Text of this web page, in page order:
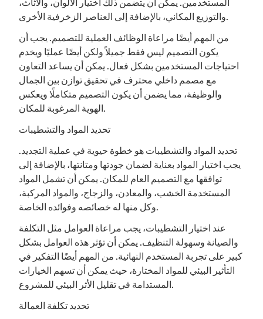
المستخدمين. يمكن أن يتضمن ذلك اختيار الألوان، والأثاث،
والتوزيع المكاني، بالإضافة إلى العناصر الزخرفية الأخرى.
من المهم أيضًا مراعاة الوظائف العملية للتصميم. يجب أن
يكون التصميم ليس فقط جميلاً ولكن أيضًا عمليًا ويخدم
احتياجات المستخدمين بشكل فعال. يمكن أن يساعد التعاون
مع مصمم داخلي محترف في تحقيق توازن بين الجمال
والوظيفة، مما يضمن أن يكون التصميم متكاملًا ويعكس
الهوية المرغوبة للمكان.
تحديد المواد والتشطيبات
تحديد المواد والتشطيبات هو خطوة حيوية في عملية التجديد.
يجب اختيار المواد بعناية لضمان جودتها ومتانتها، بالإضافة إلى
توافقها مع التصميم العام للمكان. يمكن أن تشمل المواد
المستخدمة الخشب، والمعادن، والزجاج، والمواد المركبة،
وكل منها له خصائصه وفوائده الخاصة.
عند اختيار التشطيبات، يجب مراعاة العوامل مثل التكلفة
والصيانة وسهولة التنظيف. يمكن أن تؤثر هذه العوامل بشكل
كبير على تجربة المستخدم النهائية. من المهم أيضًا التفكير في
التأثير البيئي للمواد المختارة، حيث يمكن أن تسهم الخيارات
المستدامة في تقليل الأثر البيئي للمشروع.
تحديد تكلفة العمالة